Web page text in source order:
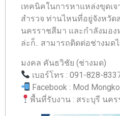
เทคนิคในการหาแหล่งขุดเจ
สำรวจ ท่านไหนที่อยู่จังหวัด
นครราชสีมา และกำลังมอง
ล่ะก็.. สามารถติดต่อช่างมด
มงคล คันธวิชัย (ช่างมด)
เบอร์โทร : 091-828-
Facebook : Mod
พื้นที่รับงาน : สระบุรี นค